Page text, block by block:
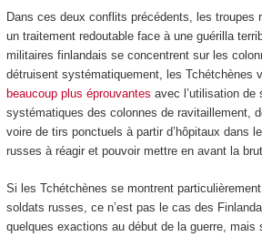
Dans ces deux conflits précédents, les troupes
un traitement redoutable face à une guérilla
militaires finlandais se concentrent sur les
détruisent systématiquement, les Tchétchènes
beaucoup plus éprouvantes avec l’utilisation de
systématiques des colonnes de ravitaillement,
voire de tirs ponctuels à partir d’hôpitaux dans
russes à réagir et pouvoir mettre en avant la
Si les Tchétchènes se montrent
soldats russes, ce n’est pas le cas des
quelques exactions au début de la guerre, mais